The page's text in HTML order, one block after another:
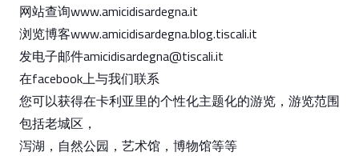
网站查询www.amicidisardegna.it
浏览博客www.amicidisardegna.blog.tiscali.it
发电子邮件amicidisardegna@tiscali.it
在facebook上与我们联系
您可以获得在卡利亚里的个性化主题化的游览，游览范围
包括老城区，
泻湖，自然公园，艺术馆，博物馆等等